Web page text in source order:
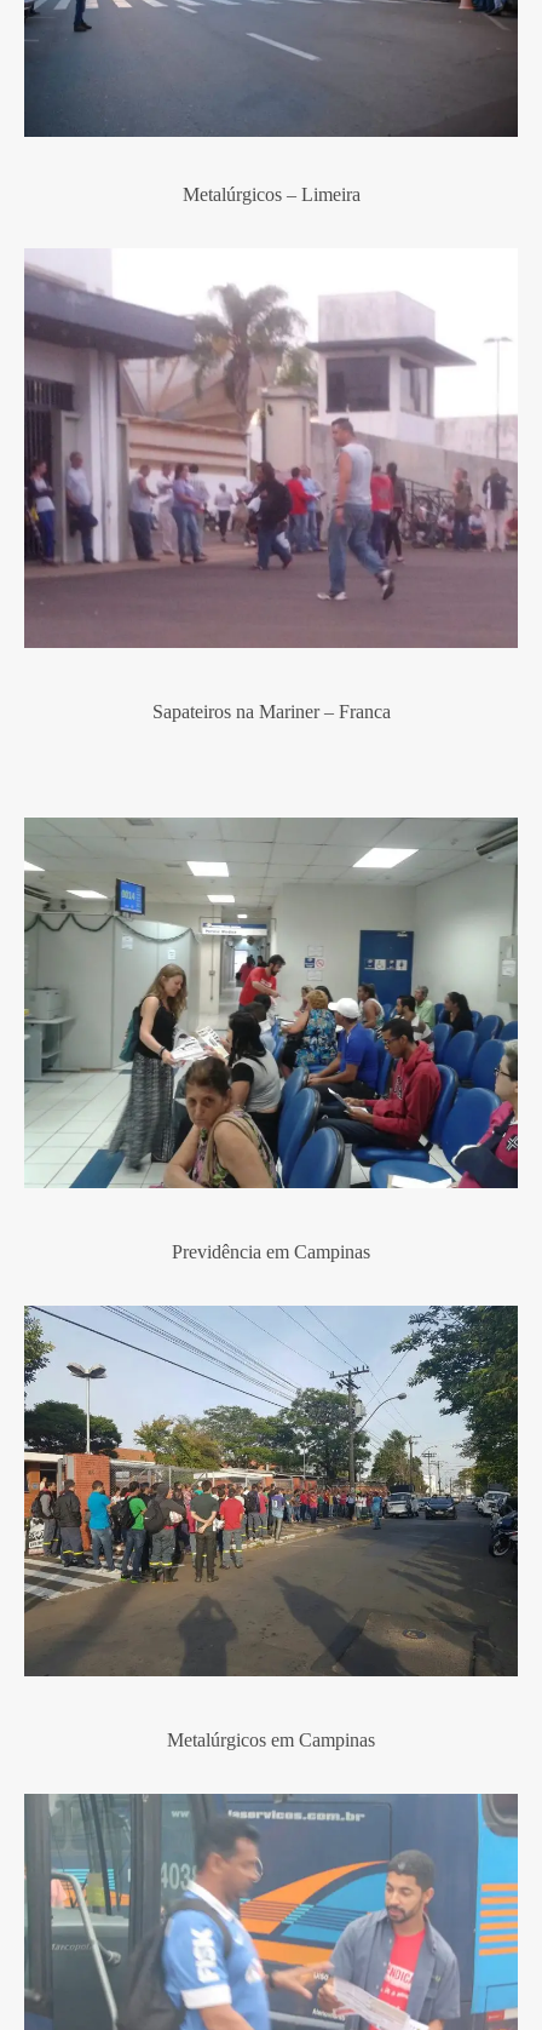
Metalúrgicos – Limeira
Sapateiros na Mariner – Franca
Previdência em Campinas
Metalúrgicos em Campinas